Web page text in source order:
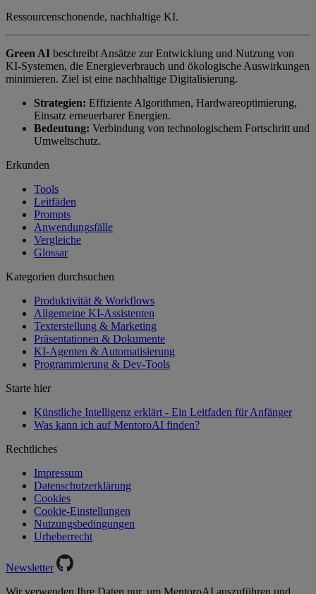
Ressourcenschonende, nachhaltige KI.
Green AI beschreibt Ansätze zur Entwicklung und Nutzung von
KI-Systemen, die Energieverbrauch und ökologische Auswirkungen
minimieren. Ziel ist eine nachhaltige Digitalisierung.
Strategien: Effiziente Algorithmen, Hardwareoptimierung,
Einsatz erneuerbarer Energien.
Bedeutung: Verbindung von technologischem Fortschritt und
Umweltschutz.
Erkunden
Tools
Leitfäden
Prompts
Anwendungsfälle
Vergleiche
Glossar
Kategorien durchsuchen
Produktivität & Workflows
Allgemeine KI-Assistenten
Texterstellung & Marketing
Präsentationen & Dokumente
KI-Agenten & Automatisierung
Programmierung & Dev-Tools
Starte hier
Künstliche Intelligenz erklärt - Ein Leitfaden für Anfänger
Was kann ich auf MentoroAI finden?
Rechtliches
Impressum
Datenschutzerklärung
Cookies
Cookie-Einstellungen
Nutzungsbedingungen
Urheberrecht
Newsletter